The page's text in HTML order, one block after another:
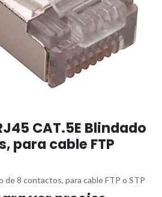
CAT.5E Blindado
para cable FTP
de 8 contactos, para cable FTP o STP